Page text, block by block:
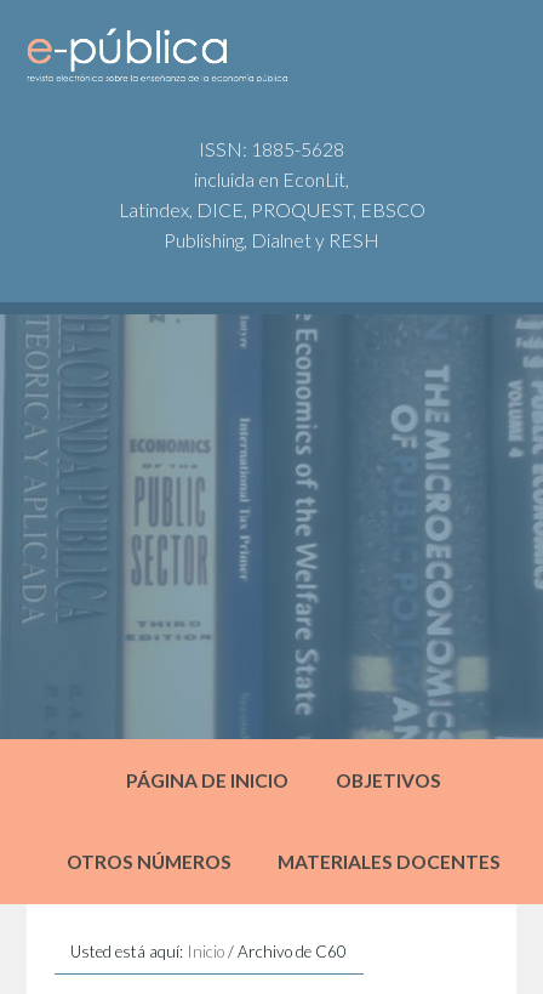
ISSN: 1885-5628
incluida en EconLit,
Latindex, DICE, PROQUEST, EBSCO
Publishing, Dialnet y RESH
PÁGINA DE INICIO OBJETIVOS
OTROS NÚMEROS MATERIALES DOCENTES
Usted está aquí: Inicio /Archivo de C60